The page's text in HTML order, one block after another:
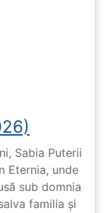
Sabia Puterii
Eternia, unde
sub domnia
familia și